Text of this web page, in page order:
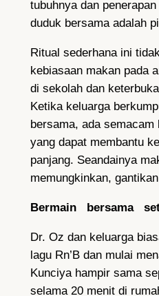
tubuhnya dan
duduk bersama adalah
Ritual sederhana ini
kebiasaan makan pada
di sekolah dan
Ketika keluarga
bersama, ada semacam
yang dapat membantu
panjang. Seandainya
memungkinkan,
Bermain bersama
Dr. Oz dan keluarga
lagu Rn’B dan mulai
Kunciya hampir sama
selama 20 menit di